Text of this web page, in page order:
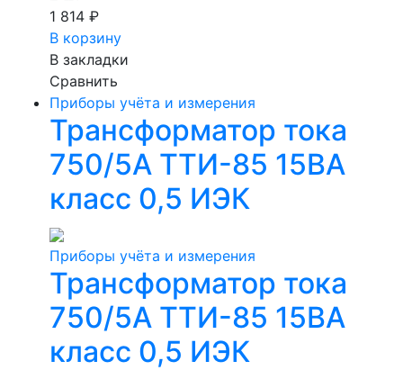
1 814 ₽
В корзину
В закладки
Сравнить
Приборы учёта и измерения
Трансформатор тока
750/5А ТТИ-85 15ВА
класс 0,5 ИЭК
Приборы учёта и измерения
Трансформатор тока
750/5А ТТИ-85 15ВА
класс 0,5 ИЭК